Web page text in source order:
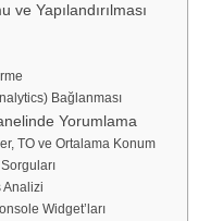
Yapılandırılması
Bağlanması
Yorumlama
TO ve Ortalama Konum
Analizi
Widget’ları